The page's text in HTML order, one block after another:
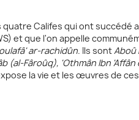
Califes qui ont succédé
et que l'on appelle
ar-rachidûn. Ils sontAboû
(al-Fâroûq), 'Othmân Ibn 'Affân
la vie et les œuvres de